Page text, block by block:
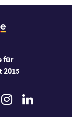
für
2015